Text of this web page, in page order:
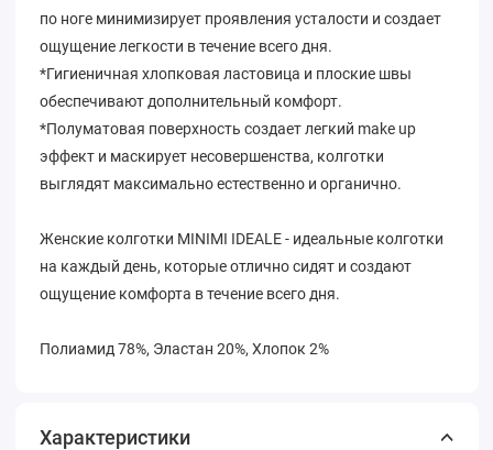
по ноге минимизирует проявления усталости и создает
ощущение легкости в течение всего дня.
*Гигиеничная хлопковая ластовица и плоские швы
обеспечивают дополнительный комфорт.
*Полуматовая поверхность создает легкий make up
эффект и маскирует несовершенства, колготки
выглядят максимально естественно и органично.
Женские колготки MINIMI IDEALE - идеальные колготки
на каждый день, которые отлично сидят и создают
ощущение комфорта в течение всего дня.
Полиамид 78%, Эластан 20%, Хлопок 2%
Характеристики